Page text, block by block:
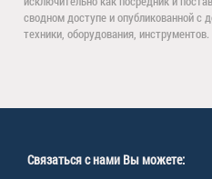
сводном доступе и опубликованной с
техники, оборудования, инструментов.
Связаться с нами Вы можете: